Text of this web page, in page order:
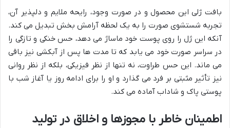
بافت ژلی این محصول و در صورت وجود، رایحه ملایم و دلپذیر آن،
تجربه شستشوی صورت را به یک لحظه آرامش بخش تبدیل می کند.
آنکه این ژل را روی پوست خود ماساژ می دهد، حس خنکی و تازگی را
در سراسر صورت خود می یابد که تا مدت ها پس از آبکشی نیز باقی
می ماند. این حس طراوت، نه تنها از نظر فیزیکی، بلکه از نظر روانی
نیز تأثیر مثبتی بر فرد می گذارد و او را برای ادامه روز یا آغاز شب با
پوستی پاک و شاداب آماده می کند.
اطمینان خاطر با مجوزها و اخلاق در تولید